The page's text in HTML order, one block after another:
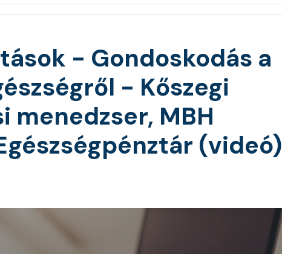
- Gondoskodás a
- Kőszegi
menedzser, MBH
(videó)